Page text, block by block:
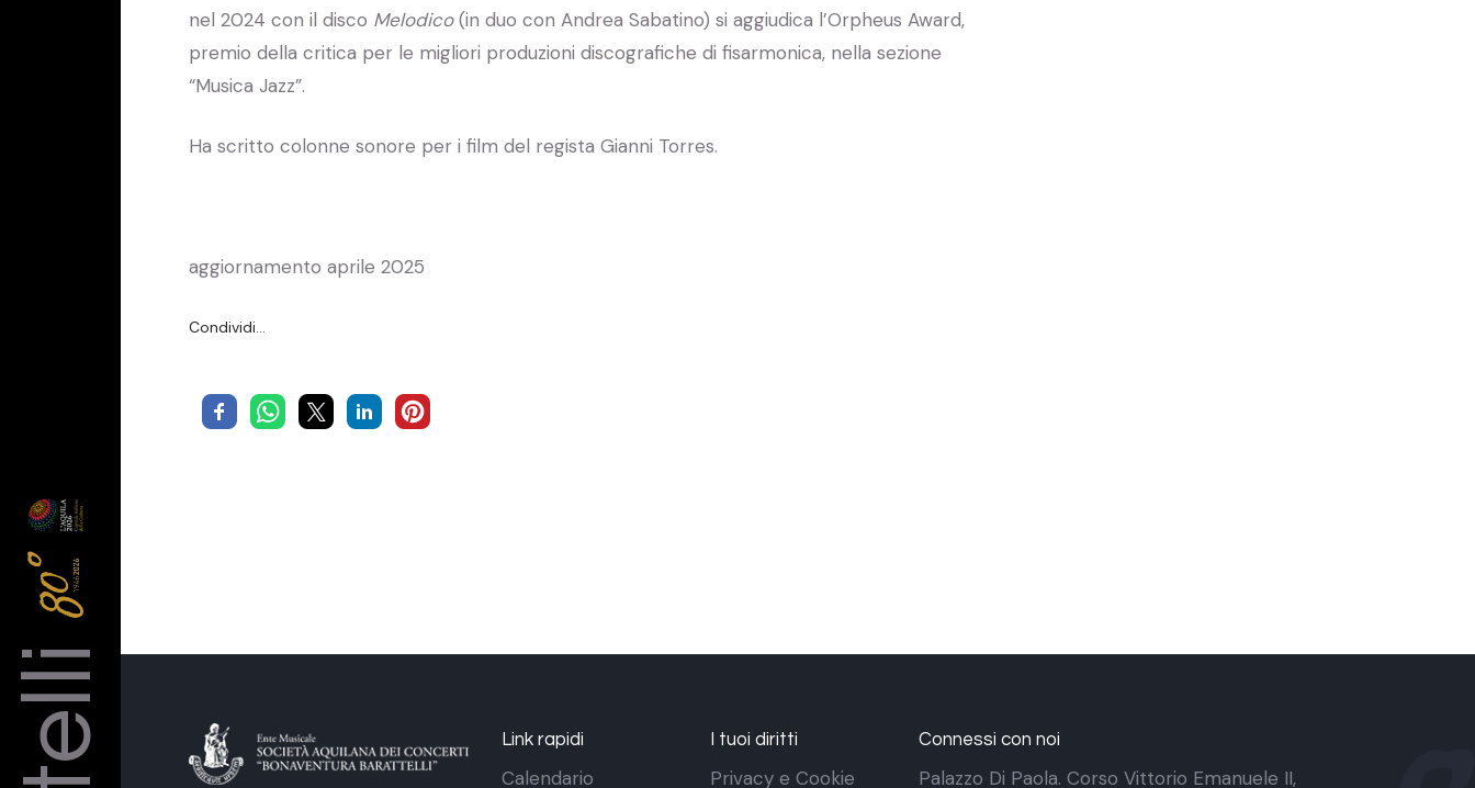
nel 2024 con il disco Melodico(in duo con Andrea Sabatino) si aggiudica l’Orpheus Award,
premio della critica per le migliori produzioni discografiche di fisarmonica, nella sezione
“Musica Jazz”.
Ha scritto colonne sonore per i film del regista Gianni Torres.
aggiornamento aprile 2025
Condividi…
Link rapidi
Calendario
I tuoi diritti
Privacy e Cookie
Connessi con noi
Palazzo Di Paola. Corso Vittorio Emanuele II,